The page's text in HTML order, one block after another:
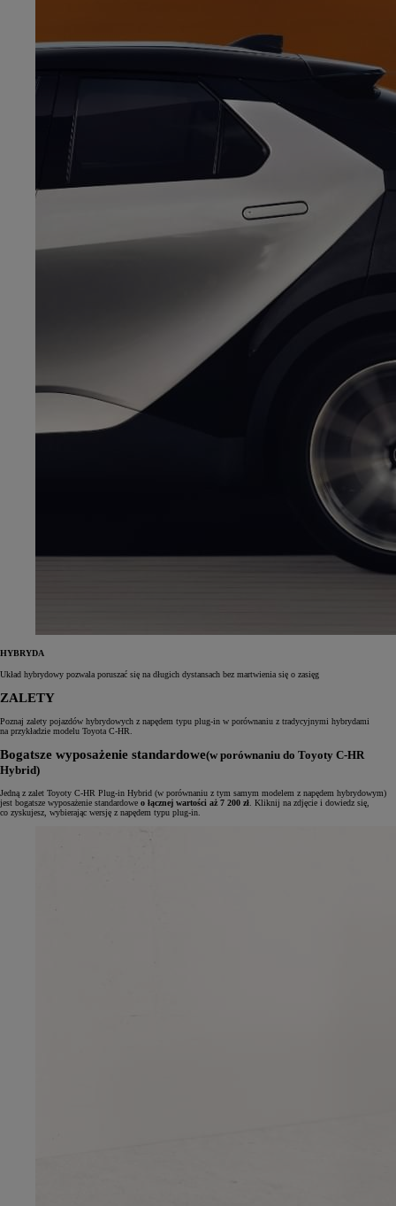
HYBRYDA
Układ hybrydowy pozwala poruszać się na długich dystansach bez martwienia się o zasięg
ZALETY
Poznaj zalety pojazdów hybrydowych z napędem typu plug‑in w porównaniu z tradycyjnymi hybrydami
na przykładzie modelu Toyota C‑HR.
Bogatsze wyposażenie standardowe(w porównaniu do Toyoty C-HR
Hybrid)
Jedną z zalet Toyoty C-HR Plug-in Hybrid (w porównaniu z tym samym modelem z napędem hybrydowym)
jest bogatsze wyposażenie standardowe o łącznej wartości aż 7 200 zł . Kliknij na zdjęcie i dowiedz się,
co zyskujesz, wybierając wersję z napędem typu plug-in.